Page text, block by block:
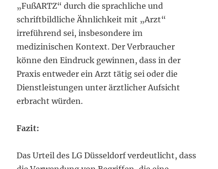
„FußARTZ“ durch die sprachliche und
schriftbildliche Ähnlichkeit mit „Arzt“
irreführend sei, insbesondere im
medizinischen Kontext. Der Verbraucher
könne den Eindruck gewinnen, dass in der
Praxis entweder ein Arzt tätig sei oder die
Dienstleistungen unter ärztlicher Aufsicht
erbracht würden.
Fazit:
Das Urteil des LG Düsseldorf verdeutlicht, dass